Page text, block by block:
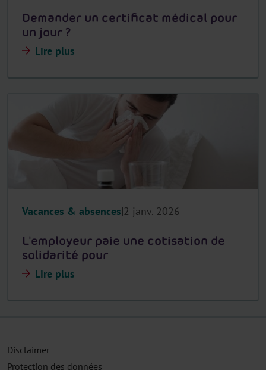
Demander un certificat médical pour
un jour ?
Lire plus
Vacances & absences 2 janv. 2026
L'employeur paie une cotisation de
solidarité pour
Lire plus
Disclaimer
Protection des données